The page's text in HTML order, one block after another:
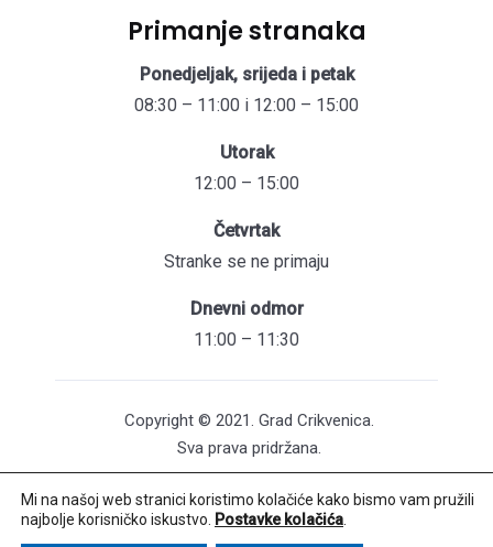
Primanje stranaka
Ponedjeljak, srijeda i petak
08:30 – 11:00 i 12:00 – 15:00
Utorak
12:00 – 15:00
Četvrtak
Stranke se ne primaju
Dnevni odmor
11:00 – 11:30
Copyright © 2021. Grad Crikvenica.
Sva prava pridržana.
Pristupačnost mrežnih stranica
Održavanje web stranica: UNICITAS / Izrada:
Mi na našoj web stranici koristimo kolačiće kako bismo vam pružili
najbolje korisničko iskustvo.
Postavke kolačića